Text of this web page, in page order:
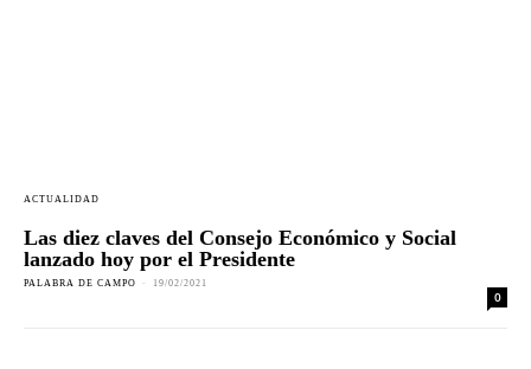
ACTUALIDAD
Las diez claves del Consejo Económico y Social
lanzado hoy por el Presidente
PALABRA DE CAMPO - 19/02/2021
0